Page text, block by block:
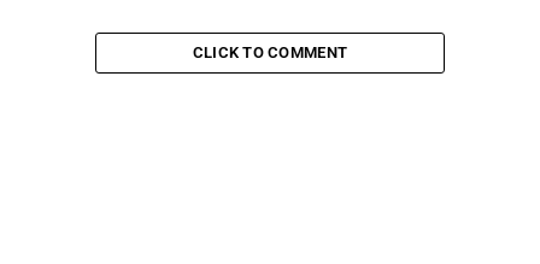
CLICK TO COMMENT